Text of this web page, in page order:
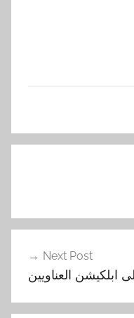
Next Post
ابلكيشن العناويين